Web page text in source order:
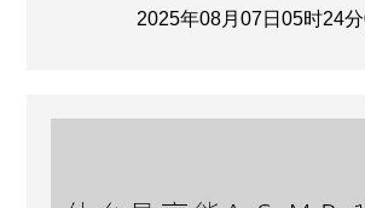
2025年08月07日05时24